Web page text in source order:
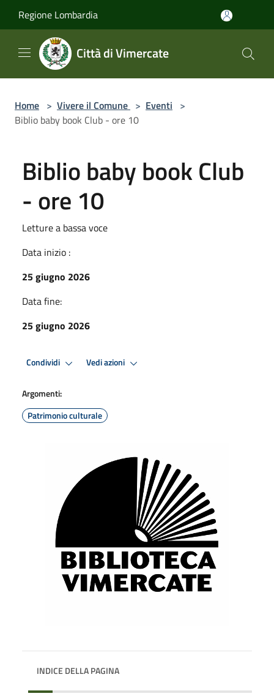
Regione Lombardia
Città di Vimercate
Home > Vivere il Comune > Eventi >
Biblio baby book Club - ore 10
Biblio baby book Club
- ore 10
Letture a bassa voce
Data inizio :
25 giugno 2026
Data fine:
25 giugno 2026
Condividi Vedi azioni
Argomenti:
Patrimonio culturale
INDICE DELLA PAGINA